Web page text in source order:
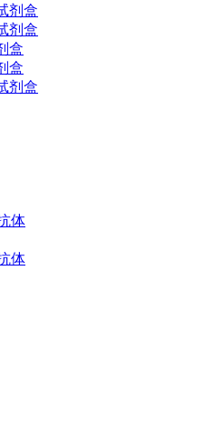
剂盒
剂盒
盒
盒
剂盒
体
体